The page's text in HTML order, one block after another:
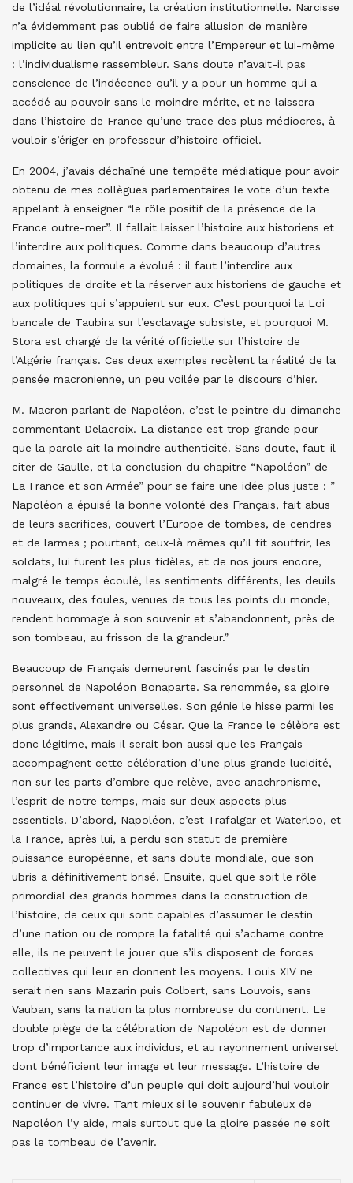
de l’idéal révolutionnaire, la création institutionnelle. Narcisse
n’a évidemment pas oublié de faire allusion de manière
implicite au lien qu’il entrevoit entre l’Empereur et lui-même
: l’individualisme rassembleur. Sans doute n’avait-il pas
conscience de l’indécence qu’il y a pour un homme qui a
accédé au pouvoir sans le moindre mérite, et ne laissera
dans l’histoire de France qu’une trace des plus médiocres, à
vouloir s’ériger en professeur d’histoire officiel.
En 2004, j’avais déchaîné une tempête médiatique pour avoir
obtenu de mes collègues parlementaires le vote d’un texte
appelant à enseigner “le rôle positif de la présence de la
France outre-mer”. Il fallait laisser l’histoire aux historiens et
l’interdire aux politiques. Comme dans beaucoup d’autres
domaines, la formule a évolué : il faut l’interdire aux
politiques de droite et la réserver aux historiens de gauche et
aux politiques qui s’appuient sur eux. C’est pourquoi la Loi
bancale de Taubira sur l’esclavage subsiste, et pourquoi M.
Stora est chargé de la vérité officielle sur l’histoire de
l’Algérie français. Ces deux exemples recèlent la réalité de la
pensée macronienne, un peu voilée par le discours d’hier.
M. Macron parlant de Napoléon, c’est le peintre du dimanche
commentant Delacroix. La distance est trop grande pour
que la parole ait la moindre authenticité. Sans doute, faut-il
citer de Gaulle, et la conclusion du chapitre “Napoléon” de
La France et son Armée” pour se faire une idée plus juste : ”
Napoléon a épuisé la bonne volonté des Français, fait abus
de leurs sacrifices, couvert l’Europe de tombes, de cendres
et de larmes ; pourtant, ceux-là mêmes qu’il fit souffrir, les
soldats, lui furent les plus fidèles, et de nos jours encore,
malgré le temps écoulé, les sentiments différents, les deuils
nouveaux, des foules, venues de tous les points du monde,
rendent hommage à son souvenir et s’abandonnent, près de
son tombeau, au frisson de la grandeur.”
Beaucoup de Français demeurent fascinés par le destin
personnel de Napoléon Bonaparte. Sa renommée, sa gloire
sont effectivement universelles. Son génie le hisse parmi les
plus grands, Alexandre ou César. Que la France le célèbre est
donc légitime, mais il serait bon aussi que les Français
accompagnent cette célébration d’une plus grande lucidité,
non sur les parts d’ombre que relève, avec anachronisme,
l’esprit de notre temps, mais sur deux aspects plus
essentiels. D’abord, Napoléon, c’est Trafalgar et Waterloo, et
la France, après lui, a perdu son statut de première
puissance européenne, et sans doute mondiale, que son
ubris a définitivement brisé. Ensuite, quel que soit le rôle
primordial des grands hommes dans la construction de
l’histoire, de ceux qui sont capables d’assumer le destin
d’une nation ou de rompre la fatalité qui s’acharne contre
elle, ils ne peuvent le jouer que s’ils disposent de forces
collectives qui leur en donnent les moyens. Louis XIV ne
serait rien sans Mazarin puis Colbert, sans Louvois, sans
Vauban, sans la nation la plus nombreuse du continent. Le
double piège de la célébration de Napoléon est de donner
trop d’importance aux individus, et au rayonnement universel
dont bénéficient leur image et leur message. L’histoire de
France est l’histoire d’un peuple qui doit aujourd’hui vouloir
continuer de vivre. Tant mieux si le souvenir fabuleux de
Napoléon l’y aide, mais surtout que la gloire passée ne soit
pas le tombeau de l’avenir.